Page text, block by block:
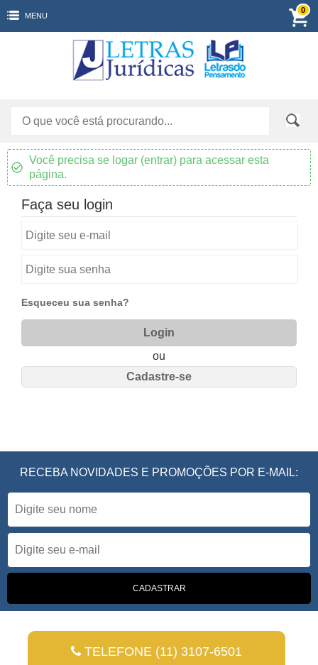
MENU
0
Você precisa se logar (entrar) para acessar esta
página.
Faça seu login
Esqueceu sua senha?
Login
ou
Cadastre-se
RECEBA NOVIDADES E PROMOÇÕES POR E-MAIL:
TELEFONE (11) 3107-6501